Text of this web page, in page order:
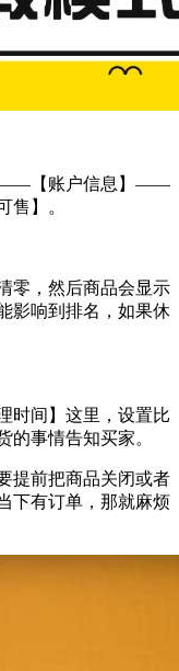
——【账户信息】——
售】。
零，然后商品会显示
影响到排名，如果休
时间】这里，设置比
的事情告知买家。
提前把商品关闭或者
下有订单，那就麻烦